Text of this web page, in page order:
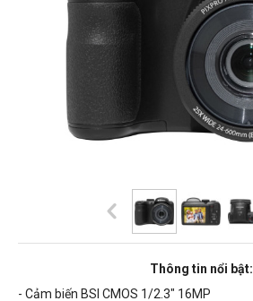
Thông tin nổi bật:
- Cảm biến BSI CMOS 1/2.3" 16MP